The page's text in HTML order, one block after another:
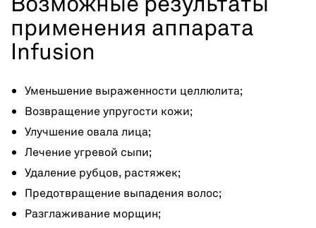
Возможные результаты
применения аппарата
Infusion
Уменьшение выраженности целлюлита;
Возвращение упругости кожи;
Улучшение овала лица;
Лечение угревой сыпи;
Удаление рубцов, растяжек;
Предотвращение выпадения волос;
Разглаживание морщин;